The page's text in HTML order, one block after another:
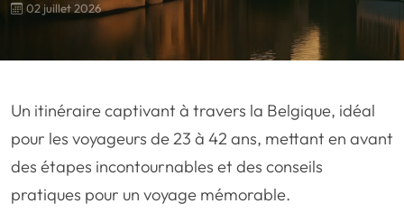
❤️Voyage de noce 🥾 Randonnées
Parc d'attraction
02 juillet 2026
Un itinéraire captivant à travers la Belgique, idéal
pour les voyageurs de 23 à 42 ans, mettant en avant
des étapes incontournables et des conseils
pratiques pour un voyage mémorable.